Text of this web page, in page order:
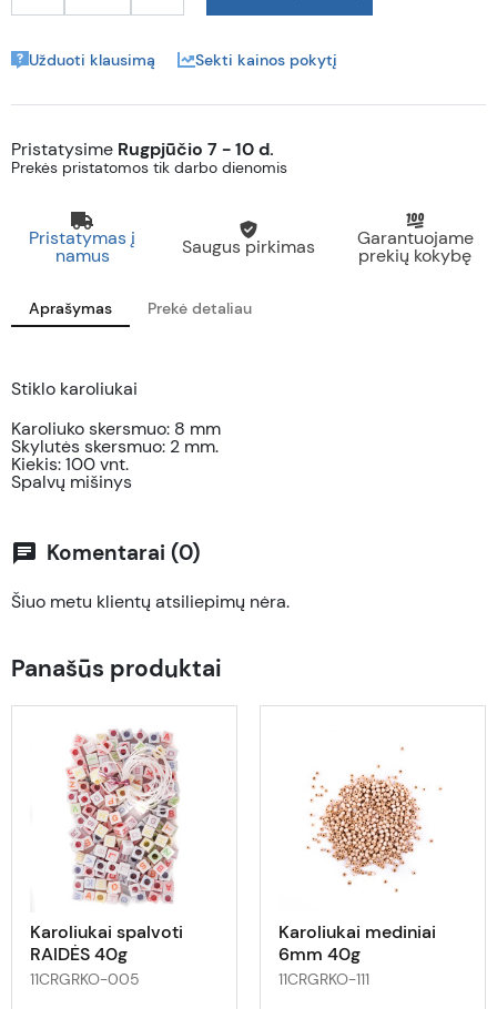
Užduoti klausimą Sekti kainos pokytį
Pristatysime Rugpjūčio 7 - 10 d.
Prekės pristatomos tik darbo dienomis
Pristatymas į
namus Saugus pirkimas Garantuojame
prekių kokybę
Aprašymas Prekė detaliau
Stiklo karoliukai
Karoliuko skersmuo: 8 mm
Skylutės skersmuo: 2 mm.
Kiekis: 100 vnt.
Spalvų mišinys
chat Komentarai (0)
Šiuo metu klientų atsiliepimų nėra.
Panašūs produktai
Karoliukai spalvoti
RAIDĖS 40g
11CRGRKO-005
Karoliukai mediniai
6mm 40g
11CRGRKO-111